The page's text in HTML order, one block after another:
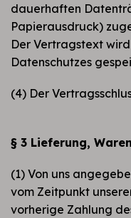
dauerhaften
Papierausdruck)
Der Vertragstext
Datenschutzes
(4) Der
§ 3 Lieferung,
(1) Von uns
vom Zeitpunkt
vorherige Zahlung